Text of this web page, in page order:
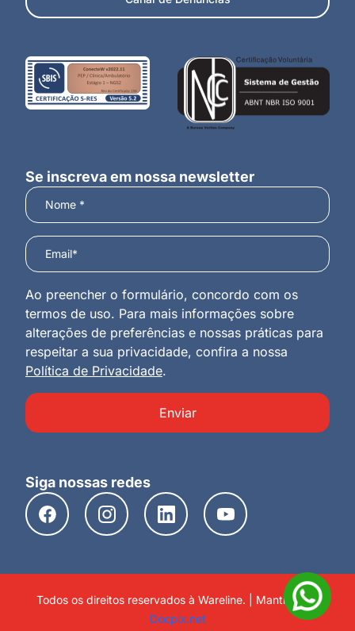
Se inscreva em nossa newsletter
Ao preencher o formulário, concordo com os
termos de uso. Para mais informações sobre
alterações de preferências e nossas práticas para
respeitar a sua privacidade, confira a nossa
Política de Privacidade.
Enviar
Siga nossas redes
Todos os direitos reservados à Wareline. | Mantido por
Docpix.net